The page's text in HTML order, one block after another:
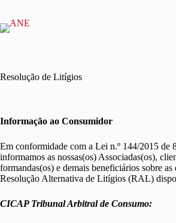
Resolução de Litígios
Informação ao Consumidor
Em conformidade com a Lei n.º 144/2015 de
informamos as nossas(os) Associadas(os),
formandas(os) e demais beneficiários sobre as
Resolução Alternativa de Litígios (RAL)
CICAP Tribunal Arbitral de Consumo: